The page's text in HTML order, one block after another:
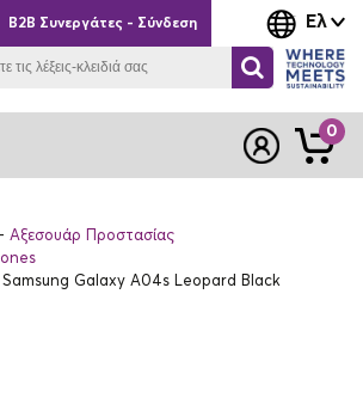
Ελ
B2B Συνεργάτες - Σύνδεση
0
Αξεσουάρ Προστασίας
Galaxy A04s Leopard Black